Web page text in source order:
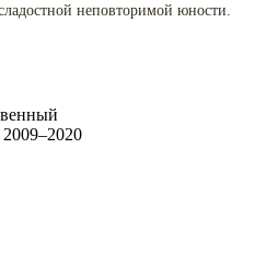
неповторимой юности.